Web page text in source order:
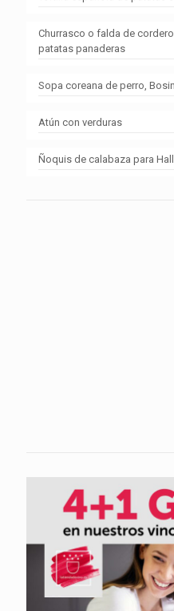
Churrasco o falda de
patatas panaderas
Sopa coreana de perro,
Atún con verduras
Ñoquis de calabaza para